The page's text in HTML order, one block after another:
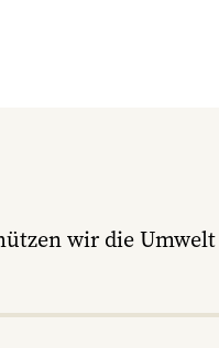
wir die